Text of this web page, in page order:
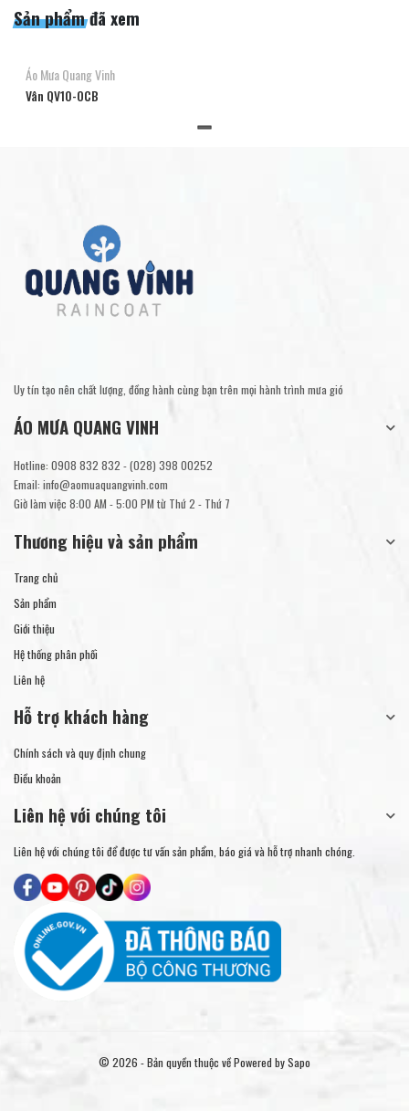
Sản phẩm đã xem
Áo Mưa Quang Vinh
Vân QV10-OCB
Uy tín tạo nên chất lượng, đồng hành cùng bạn trên mọi hành trình mưa gió
ÁO MƯA QUANG VINH
Hotline: 0908 832 832 -(028) 398 00252
Email: info@aomuaquangvinh.com
Giờ làm việc 8:00 AM - 5:00 PM từ Thứ 2 - Thứ 7
Thương hiệu và sản phẩm
Trang chủ
Sản phẩm
Giới thiệu
Hệ thống phân phối
Liên hệ
Hỗ trợ khách hàng
Chính sách và quy định chung
Điều khoản
Liên hệ với chúng tôi
Liên hệ với chúng tôi để được tư vấn sản phẩm, báo giá và hỗ trợ nhanh chóng.
© 2026 - Bản quyền thuộc vềPowered by Sapo